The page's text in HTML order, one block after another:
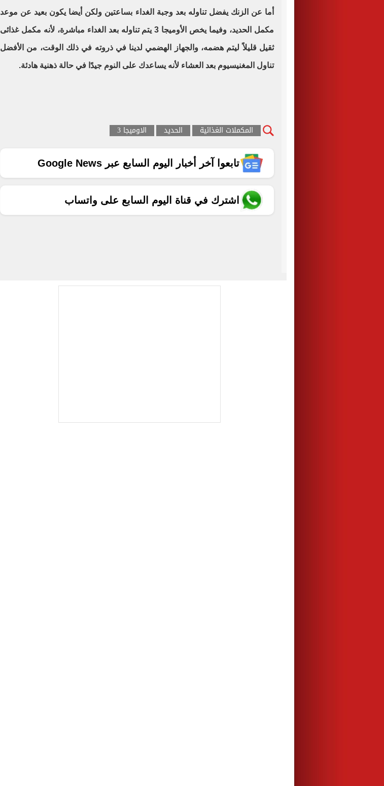
أما عن الزنك يفضل تناوله بعد وجبة الغداء بساعتين ولكن أيضا يكون بعيد عن موعد
مكمل الحديد، وفيما يخص الأوميجا 3 يتم تناوله بعد الغداء مباشرة، لأنه مكمل غذائى
ثقيل قليلاً ليتم هضمه، والجهاز الهضمي لدينا في ذروته في ذلك الوقت، من الأفضل
تناول المغنيسيوم بعد العشاء لأنه يساعدك على النوم جيدًا في حالة ذهنية هادئة.
المكملات الغذائية الحديد الاوميجا 3
تابعوا آخر أخبار اليوم السابع عبر Google News
اشترك في قناة اليوم السابع على واتساب